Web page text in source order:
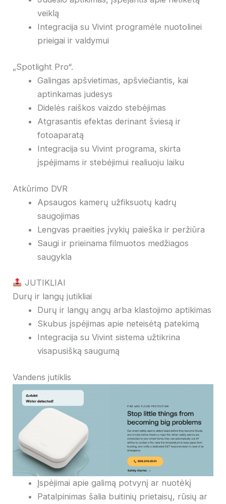
veiklą
Integracija su Vivint programėle nuotolinei
prieigai ir valdymui
„Spotlight Pro“.
Galingas apšvietimas, apšviečiantis, kai
aptinkamas judesys
Didelės raiškos vaizdo stebėjimas
Atgrasantis efektas derinant šviesą ir
fotoaparatą
Integracija su Vivint programa, skirta
įspėjimams ir stebėjimui realiuoju laiku
Atkūrimo DVR
Apsaugos kamerų užfiksuotų kadrų
saugojimas
Lengvas praeities įvykių paieška ir peržiūra
Saugi ir prieinama filmuotos medžiagos
saugykla
JUTIKLIAI
Durų ir langų jutikliai
Durų ir langų angų arba klastojimo aptikimas
Skubus įspėjimas apie neteisėtą patekimą
Integracija su Vivint sistema užtikrina
visapusišką saugumą
Vandens jutiklis
Įspėjimai apie galimą potvynį ar nuotėkį
Patalpinimas šalia buitinių prietaisų, rūsių ar